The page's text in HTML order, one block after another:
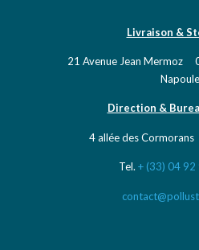
Livraison &
21 Avenue Jean Mermoz
Napoule
Direction &
4 allée des
Tel. + (33) 04 92